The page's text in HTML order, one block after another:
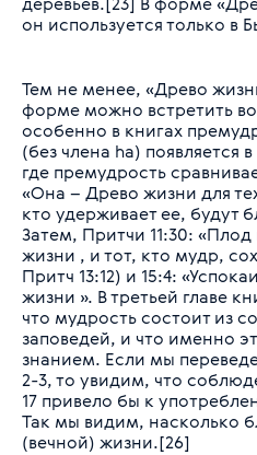
он используется только в
Тем не менее, «Древо
форме можно встретить во
особенно в книгах
(без члена ha) появляется
где премудрость
«Она – Древо жизни для
кто удерживает ее, будут
Затем, Притчи 11:30:
жизни , и тот, кто мудр,
Притч 13:12) и 15:4:
жизни ». В третьей главе
что мудрость состоит из
заповедей, и что именно
знанием. Если мы
2-3, то увидим, что
17 привело бы к
Так мы видим, насколько
(вечной) жизни.[26]